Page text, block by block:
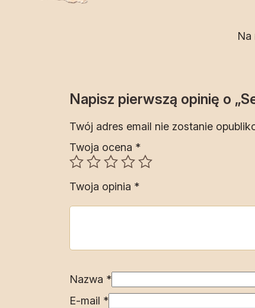
Na
Napisz pierwszą opinię o
Twój adres email nie zostanie
Twoja ocena *
Twoja opinia *
Nazwa *
E-mail *